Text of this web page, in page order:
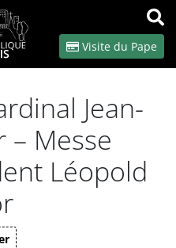
OK
Visite du Pape
Jean-
– Messe
Léopold